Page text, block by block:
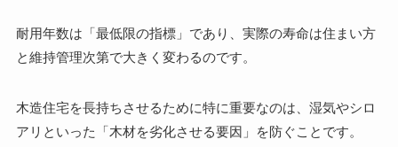
耐用年数は「最低限の指標」であり、実際の寿命は住まい方
と維持管理次第で大きく変わるのです。
木造住宅を長持ちさせるために特に重要なのは、湿気やシロ
アリといった「木材を劣化させる要因」を防ぐことです。